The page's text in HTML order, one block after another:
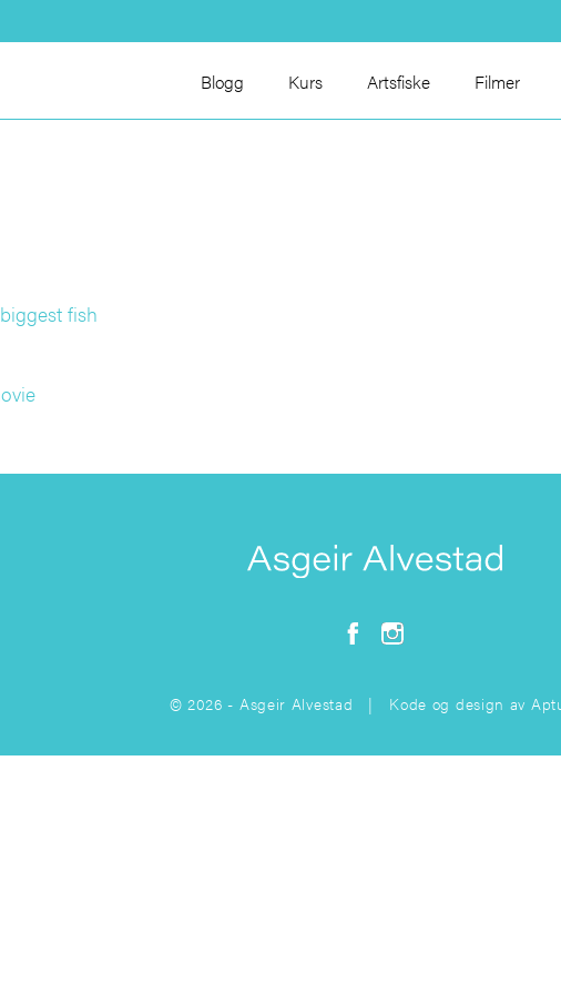
Blogg Kurs Artsfiske Filmer
fish
© 2026 - Asgeir Alvestad | Kode og design av